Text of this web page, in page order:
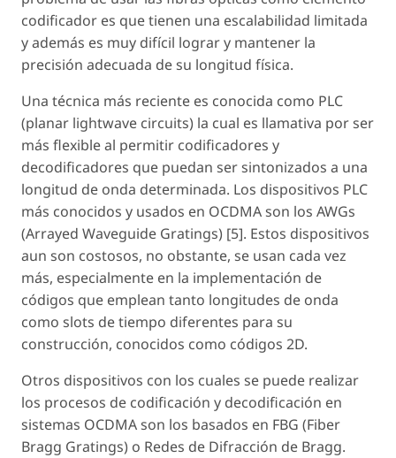
codificador es que tienen una escalabilidad limitada
y además es muy difícil lograr y mantener la
precisión adecuada de su longitud física.
Una técnica más reciente es conocida como PLC
(planar lightwave circuits) la cual es llamativa por ser
más flexible al permitir codificadores y
decodificadores que puedan ser sintonizados a una
longitud de onda determinada. Los dispositivos PLC
más conocidos y usados en OCDMA son los AWGs
(Arrayed Waveguide Gratings) [5]. Estos dispositivos
aun son costosos, no obstante, se usan cada vez
más, especialmente en la implementación de
códigos que emplean tanto longitudes de onda
como slots de tiempo diferentes para su
construcción, conocidos como códigos 2D.
Otros dispositivos con los cuales se puede realizar
los procesos de codificación y decodificación en
sistemas OCDMA son los basados en FBG (Fiber
Bragg Gratings) o Redes de Difracción de Bragg.